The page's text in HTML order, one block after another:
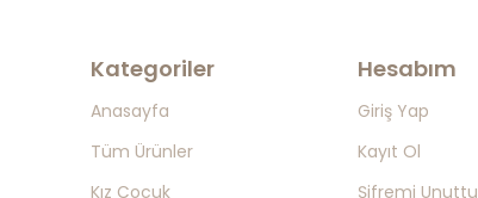
Kategoriler
Anasayfa
Tüm Ürünler
Kız Çocuk
Hesabım
Giriş Yap
Kayıt Ol
Şifremi